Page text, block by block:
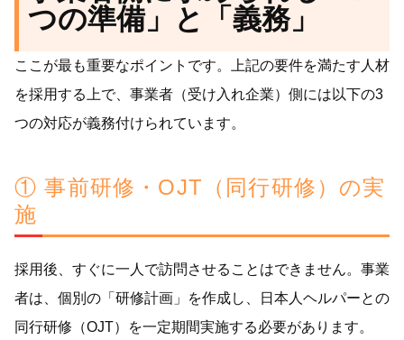
つの準備」と「義務」
ここが最も重要なポイントです。上記の要件を満たす人材
を採用する上で、事業者（受け入れ企業）側には以下の3
つの対応が義務付けられています。
① 事前研修・OJT（同行研修）の実
施
採用後、すぐに一人で訪問させることはできません。事業
者は、個別の「研修計画」を作成し、日本人ヘルパーとの
同行研修（OJT）を一定期間実施する必要があります。